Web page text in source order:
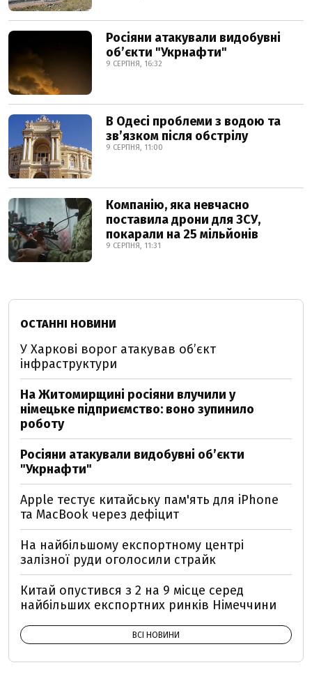
Росіяни атакували видобувні
обʼєкти "Укрнафти"
9 СЕРПНЯ, 16:32
В Одесі проблеми з водою та
звʼязком після обстрілу
9 СЕРПНЯ, 11:00
Компанію, яка невчасно
поставила дрони для ЗСУ,
покарали на 25 мільйонів
9 СЕРПНЯ, 11:31
ОСТАННІ НОВИНИ
У Харкові ворог атакував обʼєкт
інфраструктури
На Житомирщині росіяни влучили у
німецьке підприємство: воно зупинило
роботу
Росіяни атакували видобувні обʼєкти
"Укрнафти"
Apple тестує китайську пам'ять для iPhone
та MacBook через дефіцит
На найбільшому експортному центрі
залізної руди оголосили страйк
Китай опустився з 2 на 9 місце серед
найбільших експортних ринків Німеччини
ВСІ НОВИНИ